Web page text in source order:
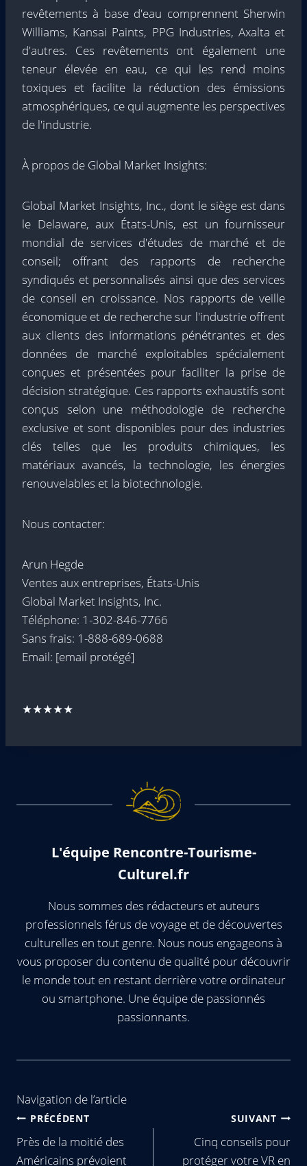
revêtements à base d'eau comprennent Sherwin
Williams, Kansai Paints, PPG Industries, Axalta et
d'autres. Ces revêtements ont également une
teneur élevée en eau, ce qui les rend moins
toxiques et facilite la réduction des émissions
atmosphériques, ce qui augmente les perspectives
de l'industrie.
À propos de Global Market Insights:
Global Market Insights, Inc., dont le siège est dans
le Delaware, aux États-Unis, est un fournisseur
mondial de services d'études de marché et de
conseil; offrant des rapports de recherche
syndiqués et personnalisés ainsi que des services
de conseil en croissance. Nos rapports de veille
économique et de recherche sur l'industrie offrent
aux clients des informations pénétrantes et des
données de marché exploitables spécialement
conçues et présentées pour faciliter la prise de
décision stratégique. Ces rapports exhaustifs sont
conçus selon une méthodologie de recherche
exclusive et sont disponibles pour des industries
clés telles que les produits chimiques, les
matériaux avancés, la technologie, les énergies
renouvelables et la biotechnologie.
Nous contacter:
Arun Hegde
Ventes aux entreprises, États-Unis
Global Market Insights, Inc.
Téléphone: 1-302-846-7766
Sans frais: 1-888-689-0688
Email: [email protégé]
★★★★★
L'équipe Rencontre-Tourisme-
Culturel.fr
Nous sommes des rédacteurs et auteurs
professionnels férus de voyage et de découvertes
culturelles en tout genre. Nous nous engageons à
vous proposer du contenu de qualité pour découvrir
le monde tout en restant derrière votre ordinateur
ou smartphone. Une équipe de passionnés
passionnants.
Navigation de l’article
PRÉCÉDENT
Près de la moitié des
Américains prévoient
SUIVANT
Cinq conseils pour
protéger votre VR en